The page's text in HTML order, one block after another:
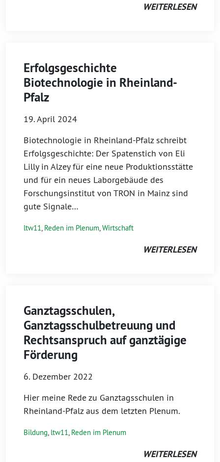
WEITERLESEN
Erfolgsgeschichte
Biotechnologie in Rheinland-
Pfalz
19. April 2024
Biotechnologie in Rheinland-Pfalz schreibt
Erfolgsgeschichte: Der Spatenstich von Eli
Lilly in Alzey für eine neue Produktionsstätte
und für ein neues Laborgebäude des
Forschungsinstitut von TRON in Mainz sind
gute Signale…
ltw11, Reden im Plenum,Wirtschaft
WEITERLESEN
Ganztagsschulen,
Ganztagsschulbetreuung und
Rechtsanspruch auf ganztägige
Förderung
6. Dezember 2022
Hier meine Rede zu Ganztagsschulen in
Rheinland-Pfalz aus dem letzten Plenum.
Bildung, ltw11, Reden im Plenum
WEITERLESEN